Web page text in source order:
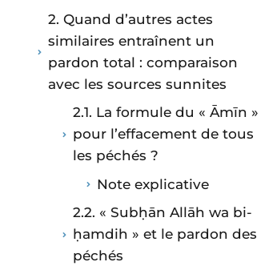
2. Quand d’autres actes
similaires entraînent un
pardon total : comparaison
avec les sources sunnites
2.1. La formule du « Āmīn »
pour l’effacement de tous
les péchés ?
Note explicative
2.2. « Subḥān Allāh wa bi-
ḥamdih » et le pardon des
péchés